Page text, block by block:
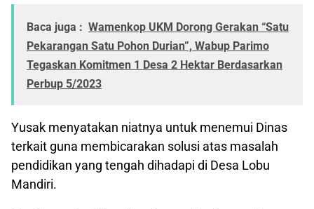
Baca juga : Wamenkop UKM Dorong Gerakan “Satu
Pekarangan Satu Pohon Durian”, Wabup Parimo
Tegaskan Komitmen 1 Desa 2 Hektar Berdasarkan
Perbup 5/2023
Yusak menyatakan niatnya untuk menemui Dinas
terkait guna membicarakan solusi atas masalah
pendidikan yang tengah dihadapi di Desa Lobu
Mandiri.